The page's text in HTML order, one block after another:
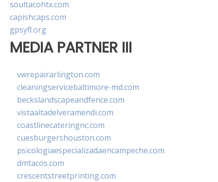
soultacohtx.com
capishcaps.com
gpsyfl.org
MEDIA PARTNER III
vwrepairarlington.com
cleaningservicebaltimore-md.com
beckslandscapeandfence.com
vistaaltadelveramendi.com
coastlinecateringnc.com
cuesburgershouston.com
psicologiaespecializadaencampeche.com
dmtacos.com
crescentstreetprinting.com